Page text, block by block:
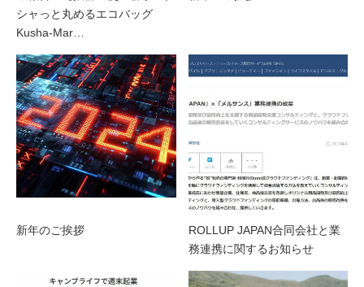
シャっと丸めるエコバッグ
Kusha-Mar…
新年のご挨拶
ROLLUP JAPAN合同会社と業
務連携に関するお知らせ